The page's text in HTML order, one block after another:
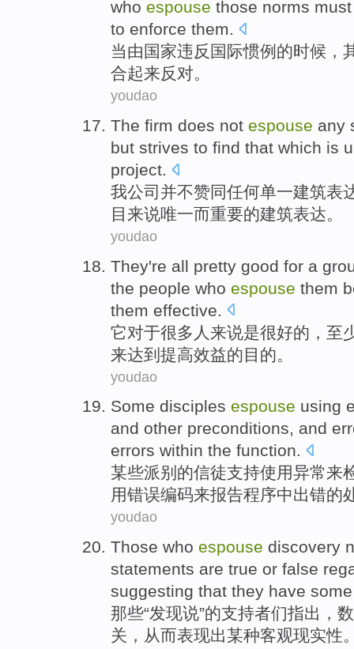
who espouse those norms must
to enforce them.
当由 国家违反 国际惯例 的时候，
合起来反对。
youdao
The firm does not espouse any
but strives to find that which is
project.
我公司 并不赞同任何单一建筑表
目来说唯一而重要的建筑表达。
youdao
They're all pretty good for a
the people who espouse them
them effective
它对于很多 人 来说是很好的 ， 至
来达到提高效益的目的。
youdao
Some disciples espouse using
and other preconditions, and
errors within the function.
某些派别 的信徒支持使用异常来
用错误编码来报告程序中出错的
youdao
Those who espouse discovery
statements are true or false
suggesting that they have some
那些“发现说”的支持者们指出 ，
关 ， 从而表现出某种客观现实性